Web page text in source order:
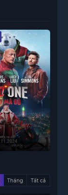
Tháng Tất cả